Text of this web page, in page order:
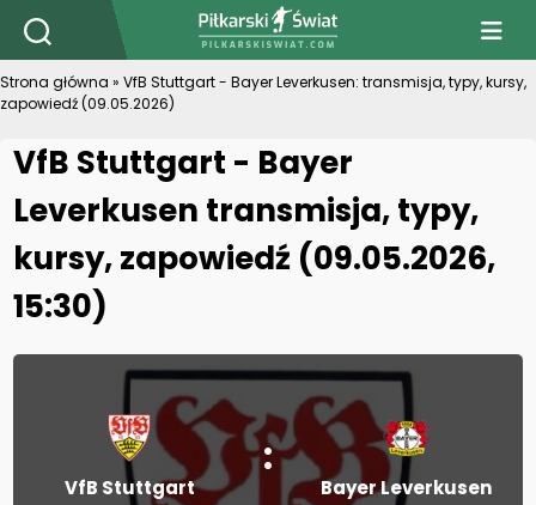
PiłkarskiSwiat.com
Strona główna » VfB Stuttgart - Bayer Leverkusen: transmisja, typy, kursy,
zapowiedź (09.05.2026)
VfB Stuttgart - Bayer
Leverkusen transmisja, typy,
kursy, zapowiedź (09.05.2026,
15:30)
VfB Stuttgart
:
Bayer Leverkusen